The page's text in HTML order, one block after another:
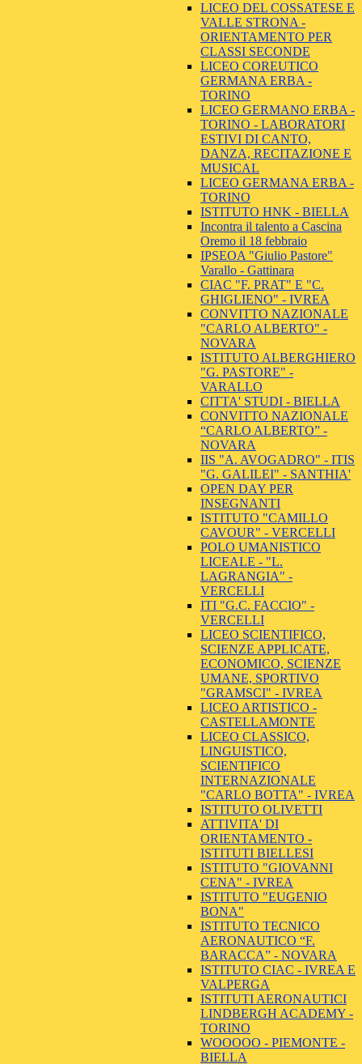
LICEO DEL COSSATESE E
VALLE STRONA -
ORIENTAMENTO PER
CLASSI SECONDE
LICEO COREUTICO
GERMANA ERBA -
TORINO
LICEO GERMANO ERBA -
TORINO - LABORATORI
ESTIVI DI CANTO,
DANZA, RECITAZIONE E
MUSICAL
LICEO GERMANA ERBA -
TORINO
ISTITUTO HNK - BIELLA
Incontra il talento a Cascina
Oremo il 18 febbraio
IPSEOA "Giulio Pastore"
Varallo - Gattinara
CIAC "F. PRAT" E "C.
GHIGLIENO" - IVREA
CONVITTO NAZIONALE
"CARLO ALBERTO" -
NOVARA
ISTITUTO ALBERGHIERO
"G. PASTORE" -
VARALLO
CITTA' STUDI - BIELLA
CONVITTO NAZIONALE
“CARLO ALBERTO” -
NOVARA
IIS "A. AVOGADRO" - ITIS
"G. GALILEI" - SANTHIA'
OPEN DAY PER
INSEGNANTI
ISTITUTO "CAMILLO
CAVOUR" - VERCELLI
POLO UMANISTICO
LICEALE - "L.
LAGRANGIA" -
VERCELLI
ITI "G.C. FACCIO" -
VERCELLI
LICEO SCIENTIFICO,
SCIENZE APPLICATE,
ECONOMICO, SCIENZE
UMANE, SPORTIVO
"GRAMSCI" - IVREA
LICEO ARTISTICO -
CASTELLAMONTE
LICEO CLASSICO,
LINGUISTICO,
SCIENTIFICO
INTERNAZIONALE
"CARLO BOTTA" - IVREA
ISTITUTO OLIVETTI
ATTIVITA' DI
ORIENTAMENTO -
ISTITUTI BIELLESI
ISTITUTO "GIOVANNI
CENA" - IVREA
ISTITUTO "EUGENIO
BONA"
ISTITUTO TECNICO
AERONAUTICO “F.
BARACCA” - NOVARA
ISTITUTO CIAC - IVREA E
VALPERGA
ISTITUTI AERONAUTICI
LINDBERGH ACADEMY -
TORINO
WOOOOO - PIEMONTE -
BIELLA